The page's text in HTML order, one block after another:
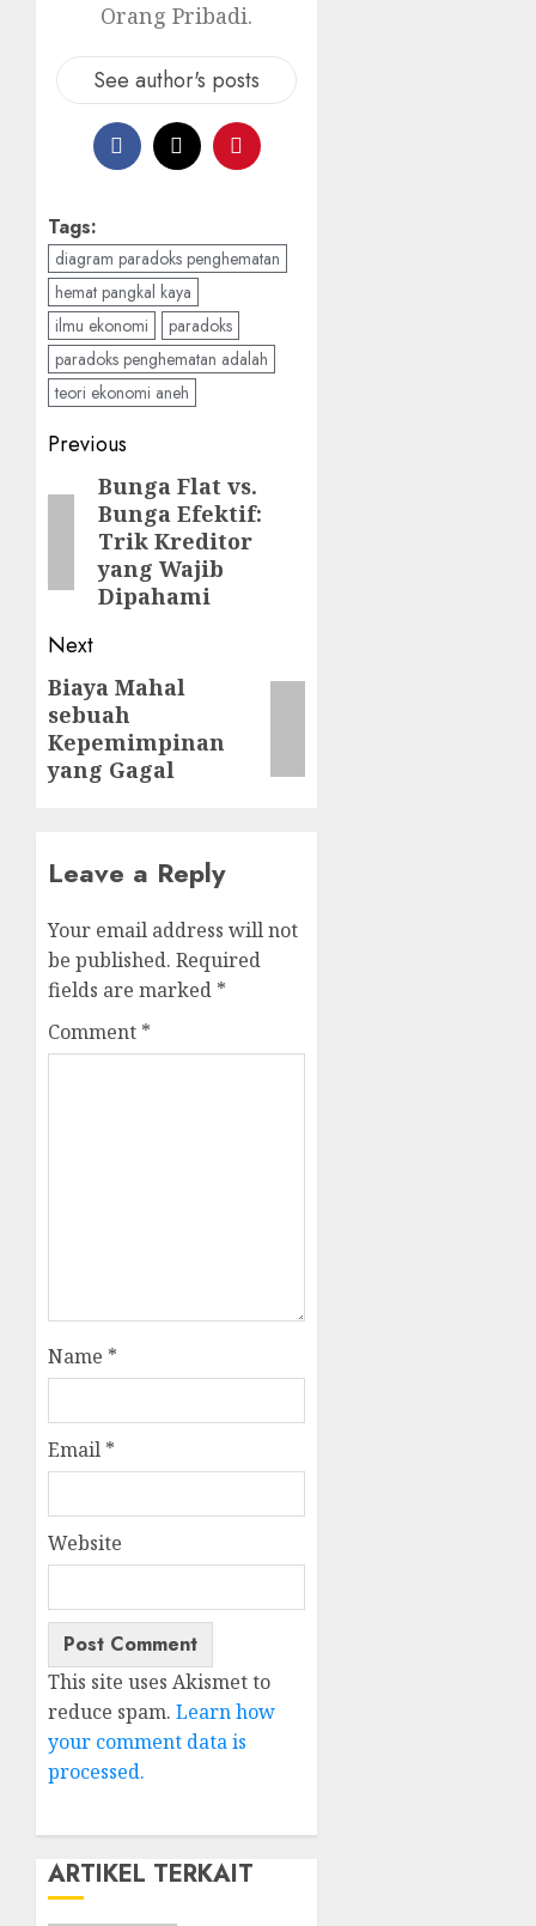
Orang Pribadi.
See author's posts
Tags:
diagram paradoks penghematan
hemat pangkal kaya
ilmu ekonomi
paradoks
paradoks penghematan adalah
teori ekonomi aneh
Post
navigation
Previous
PreviousBunga Flat vs.
Bunga Efektif:
Trik Kreditor
yang Wajib
Dipahami
Next
Next
post:
Biaya Mahal
sebuah
Kepemimpinan
yang Gagal
Leave a Reply
Your email address will not
be published. Required
fields are marked *
Comment *
Name *
Email *
Website
This site uses Akismet to
reduce spam. Learn how
your comment data is
processed.
ARTIKEL TERKAIT